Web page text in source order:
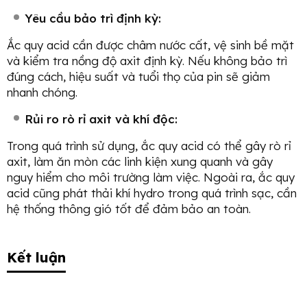
Yêu cầu bảo trì định kỳ:
Ắc quy acid cần được châm nước cất, vệ sinh bề mặt
và kiểm tra nồng độ axit định kỳ. Nếu không bảo trì
đúng cách, hiệu suất và tuổi thọ của pin sẽ giảm
nhanh chóng.
Rủi ro rò rỉ axit và khí độc:
Trong quá trình sử dụng, ắc quy acid có thể gây rò rỉ
axit, làm ăn mòn các linh kiện xung quanh và gây
nguy hiểm cho môi trường làm việc. Ngoài ra, ắc quy
acid cũng phát thải khí hydro trong quá trình sạc, cần
hệ thống thông gió tốt để đảm bảo an toàn.
Kết luận